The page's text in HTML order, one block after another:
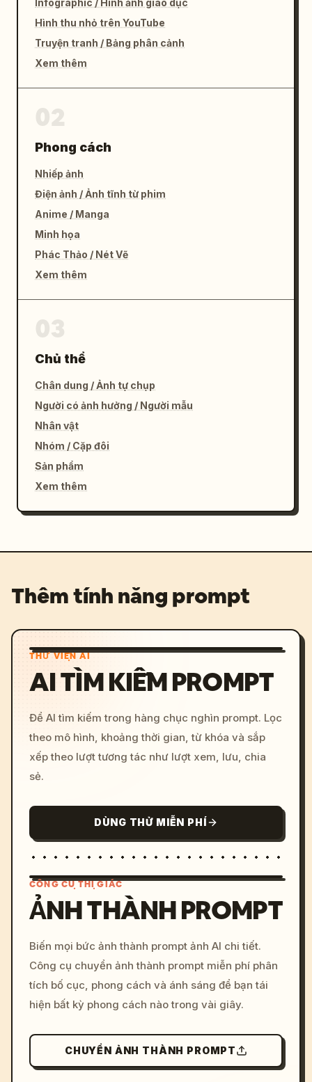
Infographic / Hình ảnh giáo dục
Hình thu nhỏ trên YouTube
Truyện tranh / Bảng phân cảnh
Xem thêm
Phong cách
Nhiếp ảnh
Điện ảnh / Ảnh tĩnh từ phim
Anime / Manga
Minh họa
Phác Thảo / Nét Vẽ
Xem thêm
Chủ thể
Chân dung / Ảnh tự chụp
Người có ảnh hưởng / Người mẫu
Nhân vật
Nhóm / Cặp đôi
Sản phẩm
Xem thêm
Thêm tính năng prompt
THƯ VIỆN AI
AI TÌM KIẾM PROMPT
Để AI tìm kiếm trong hàng chục nghìn prompt. Lọc
theo mô hình, khoảng thời gian, từ khóa và sắp
xếp theo lượt tương tác như lượt xem, lưu, chia
sẻ.
DÙNG THỬ MIỄN PHÍ
c, cyberpunk sunset, neon
colors, 8k --v 6.0
CÔNG CỤ THỊ GIÁC
ẢNH THÀNH PROMPT
Biến mọi bức ảnh thành prompt ảnh AI chi tiết.
Công cụ chuyển ảnh thành prompt miễn phí phân
tích bố cục, phong cách và ánh sáng để bạn tái
hiện bất kỳ phong cách nào trong vài giây.
CHUYỂN ẢNH THÀNH PROMPT